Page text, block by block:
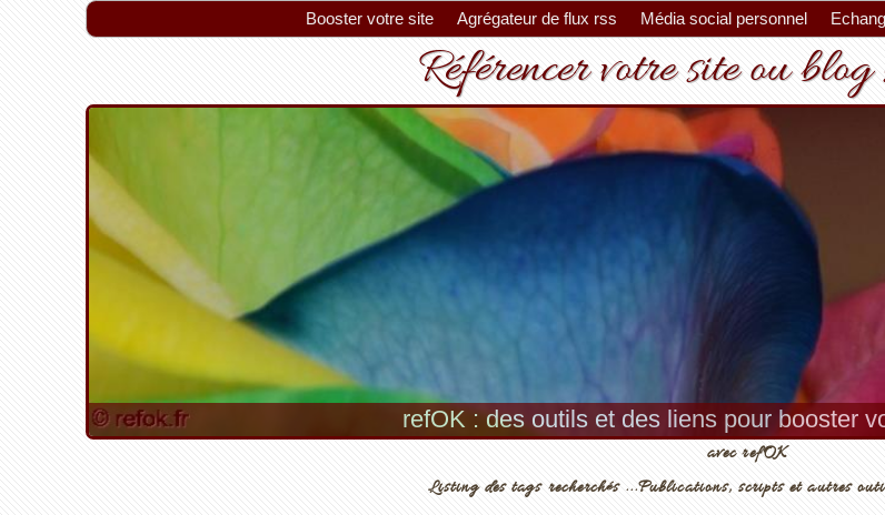
Booster votre site Agrégateur de flux rss Média social personnel
Référencer votre site ou
refOK : des outils et des liens pour booster
avec refOK
Listing des tags recherchés ...Publications, scripts et autres